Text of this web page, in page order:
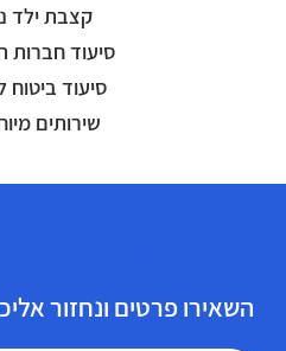
קצבת ילד
סיעוד חברות
סיעוד ביטוח
שירותים
השאירו פרטים ונחזור